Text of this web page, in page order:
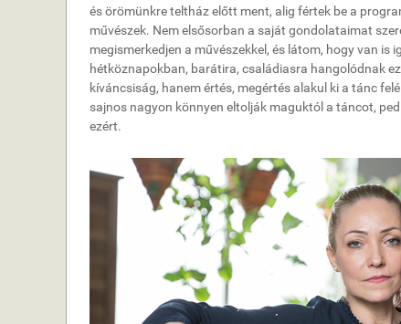
és örömünkre teltház előtt ment, alig fértek be a
művészek. Nem elsősorban a saját gondolataimat
megismerkedjen a művészekkel, és látom, hogy van is
hétköznapokban, barátira, családiasra hangolódnak
kíváncsiság, hanem értés, megértés alakul ki a tánc
sajnos nagyon könnyen eltolják maguktól a táncot,
ezért.